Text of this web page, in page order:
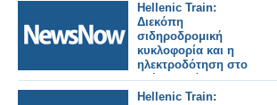
Hellenic Train:
Διεκόπη
σιδηροδρομική
κυκλοφορία και η
ηλεκτροδότηση στο
τμήμα Οινόη –
Χαλκίδα, εξαιτίας
Hellenic Train: